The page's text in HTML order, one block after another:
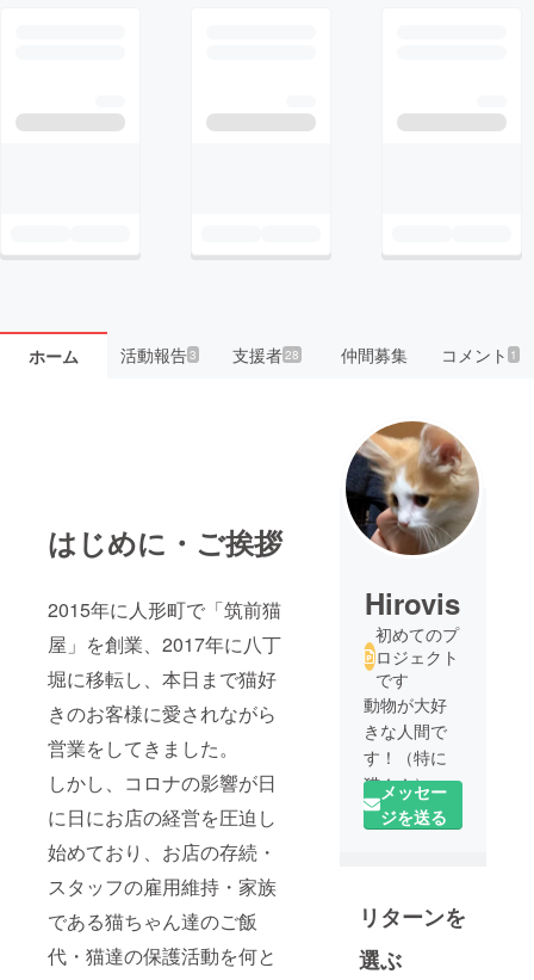
ホーム 活動報告3 支援者28 仲間募集 コメント 1
はじめに・ご挨拶
2015年に人形町で「筑前猫
屋」を創業、2017年に八丁
堀に移転し、本日まで猫好
きのお客様に愛されながら
営業をしてきました。
しかし、コロナの影響が日
に日にお店の経営を圧迫し
始めており、お店の存続・
スタッフの雇用維持・家族
である猫ちゃん達のご飯
代・猫達の保護活動を何と
Hirovis
初めてのプ
ロジェクト
です
動物が大好
きな人間で
す！（特に
猫＾＾）
動物や自然
を大切にし
力を入れて
メッセー
ジを送る
リターンを
選ぶ